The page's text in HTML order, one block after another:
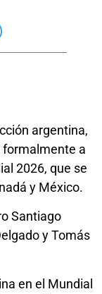
argentina,
formalmente a
2026, que se
y México.
Santiago
y Tomás
en el Mundial